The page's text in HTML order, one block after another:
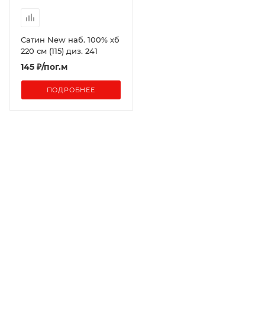
Сатин New наб. 100% хб
220 см (115) диз. 241
145 ₽/пог.м
ПОДРОБНЕЕ